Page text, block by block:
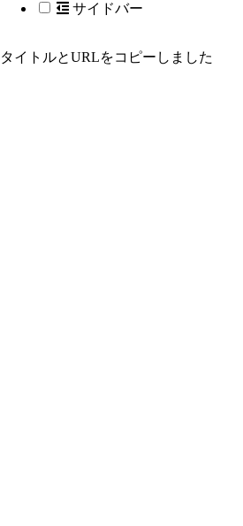
サイドバー
タイトルとURLをコピーしました